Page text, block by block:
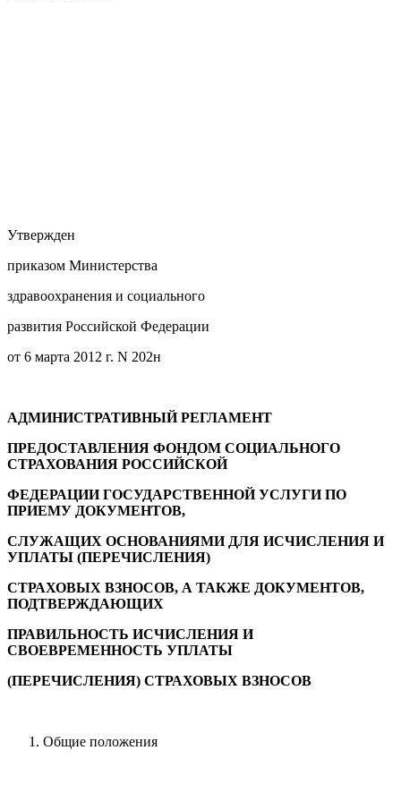
Утвержден
приказом Министерства
здравоохранения и социального
развития Российской Федерации
от 6 марта 2012 г. N 202н
АДМИНИСТРАТИВНЫЙ РЕГЛАМЕНТ
ПРЕДОСТАВЛЕНИЯ ФОНДОМ СОЦИАЛЬНОГО
СТРАХОВАНИЯ РОССИЙСКОЙ
ФЕДЕРАЦИИ ГОСУДАРСТВЕННОЙ УСЛУГИ ПО
ПРИЕМУ ДОКУМЕНТОВ,
СЛУЖАЩИХ ОСНОВАНИЯМИ ДЛЯ ИСЧИСЛЕНИЯ И
УПЛАТЫ (ПЕРЕЧИСЛЕНИЯ)
СТРАХОВЫХ ВЗНОСОВ, А ТАКЖЕ ДОКУМЕНТОВ,
ПОДТВЕРЖДАЮЩИХ
ПРАВИЛЬНОСТЬ ИСЧИСЛЕНИЯ И
СВОЕВРЕМЕННОСТЬ УПЛАТЫ
(ПЕРЕЧИСЛЕНИЯ) СТРАХОВЫХ ВЗНОСОВ
Общие положения